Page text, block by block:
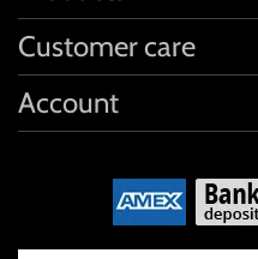
Customer care
Account